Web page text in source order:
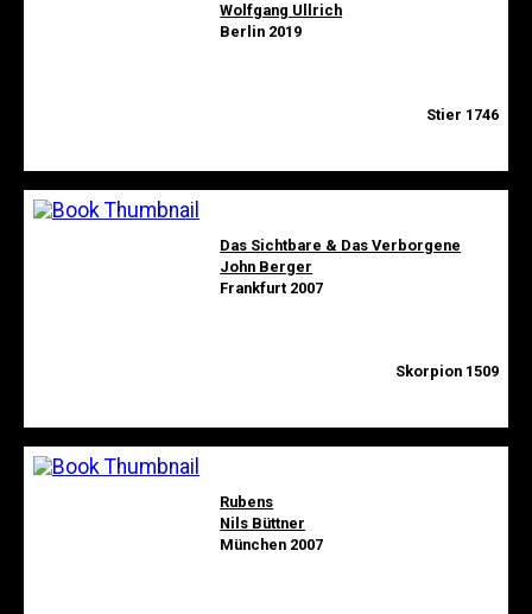
Wolfgang Ullrich
Berlin 2019
Stier 1746
Das Sichtbare & Das Verborgene
John Berger
Frankfurt 2007
Skorpion 1509
Rubens
Nils Büttner
München 2007